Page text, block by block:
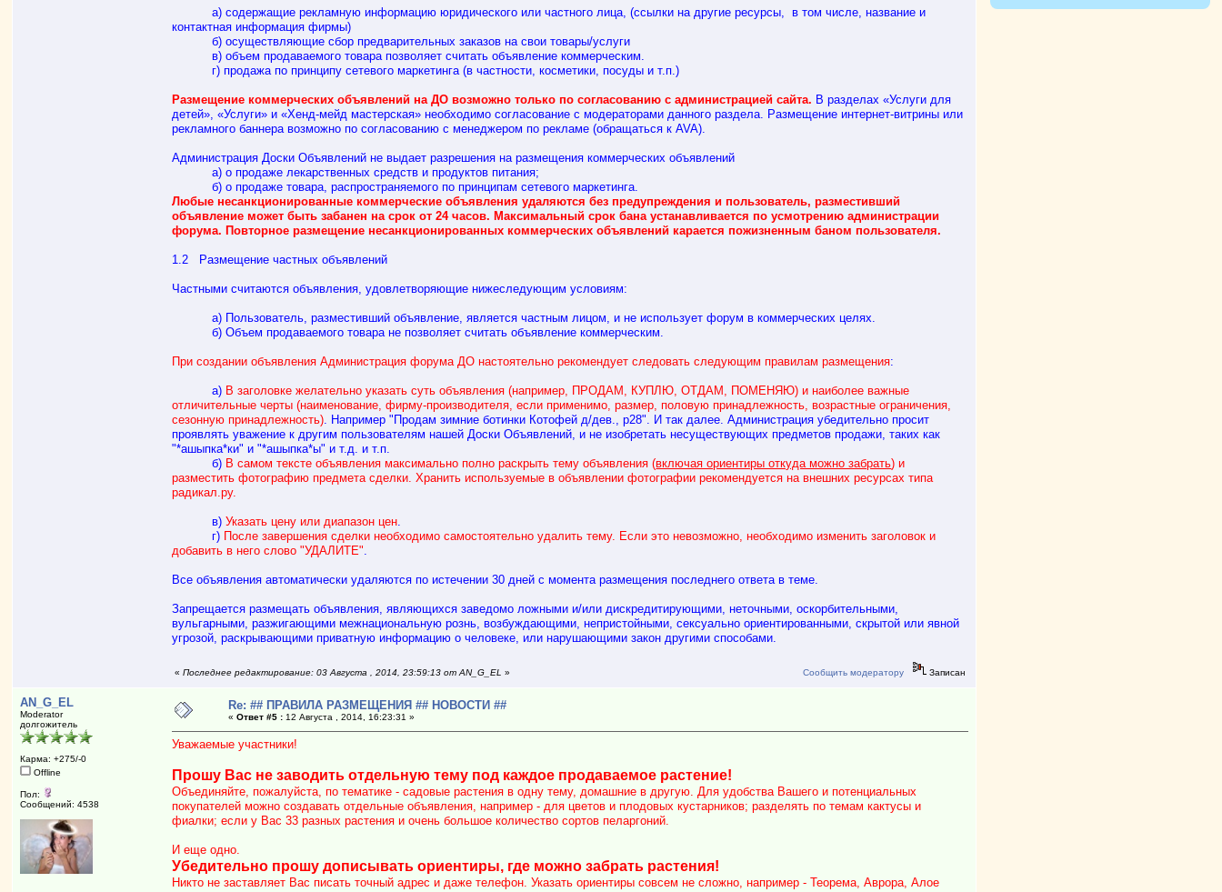
а) содержащие рекламную информацию юридического или частного лица, (ссылки на другие ресурсы, в том числе, название и
контактная информация фирмы)
б) осуществляющие сбор предварительных заказов на свои товары/услуги
в) объем продаваемого товара позволяет считать объявление коммерческим.
г) продажа по принципу сетевого маркетинга (в частности, косметики, посуды и т.п.)
Размещение коммерческих объявлений на ДО возможно только по согласованию с администрацией сайта. В разделах «Услуги для
детей», «Услуги» и «Хенд-мейд мастерская» необходимо согласование с модераторами данного раздела. Размещение интернет-витрины или
рекламного баннера возможно по согласованию с менеджером по рекламе (обращаться к AVA).
Администрация Доски Объявлений не выдает разрешения на размещения коммерческих объявлений
а) о продаже лекарственных средств и продуктов питания;
б) о продаже товара, распространяемого по принципам сетевого маркетинга.
Любые несанкционированные коммерческие объявления удаляются без предупреждения и пользователь, разместивший
объявление может быть забанен на срок от 24 часов. Максимальный срок бана устанавливается по усмотрению администрации
форума. Повторное размещение несанкционированных коммерческих объявлений карается пожизненным баном пользователя.
1.2 Размещение частных объявлений
Частными считаются объявления, удовлетворяющие нижеследующим условиям:
а) Пользователь, разместивший объявление, является частным лицом, и не использует форум в коммерческих целях.
б) Объем продаваемого товара не позволяет считать объявление коммерческим.
При создании объявления Администрация форума ДО настоятельно рекомендует следовать следующим правилам размещения:
а) В заголовке желательно указать суть объявления (например, ПРОДАМ, КУПЛЮ, ОТДАМ, ПОМЕНЯЮ) и наиболее важные
отличительные черты (наименование, фирму-производителя, если применимо, размер, половую принадлежность, возрастные ограничения,
сезонную принадлежность). Например "Продам зимние ботинки Котофей д/дев., р28". И так далее. Администрация убедительно просит
проявлять уважение к другим пользователям нашей Доски Объявлений, и не изобретать несуществующих предметов продажи, таких как
"*ашыпка*ки" и "*ашыпка*ы" и т.д. и т.п.
б) В самом тексте объявления максимально полно раскрыть тему объявления (включая ориентиры откуда можно забрать) и
разместить фотографию предмета сделки. Хранить используемые в объявлении фотографии рекомендуется на внешних ресурсах типа
радикал.ру.
в)Указать цену или диапазон цен.
г) После завершения сделки необходимо самостоятельно удалить тему. Если это невозможно, необходимо изменить заголовок и
добавить в него слово "УДАЛИТЕ".
Все объявления автоматически удаляются по истечении 30 дней с момента размещения последнего ответа в теме.
Запрещается размещать объявления, являющихся заведомо ложными и/или дискредитирующими, неточными, оскорбительными,
вульгарными, разжигающими межнациональную рознь, возбуждающими, непристойными, сексуально ориентированными, скрытой или явной
угрозой, раскрывающими приватную информацию о человеке, или нарушающими закон другими способами.
«Последнее редактирование: 03 Августа , 2014, 23:59:13 от AN_G_EL » Сообщить модератору Записан
AN_G_EL
Moderator
долгожитель
Карма: +275/-0
Offline
Пол:
Сообщений: 4538
Re: ## ПРАВИЛА РАЗМЕЩЕНИЯ ## НОВОСТИ ##
«Ответ #5 : 12 Августа , 2014, 16:23:31 »
Уважаемые участники!
Прошу Вас не заводить отдельную тему под каждое продаваемое растение!
Объединяйте, пожалуйста, по тематике - садовые растения в одну тему, домашние в другую. Для удобства Вашего и потенциальных
покупателей можно создавать отдельные объявления, например - для цветов и плодовых кустарников; разделять по темам кактусы и
фиалки; если у Вас 33 разных растения и очень большое количество сортов пеларгоний.
И еще одно.
Убедительно прошу дописывать ориентиры, где можно забрать растения!
Никто не заставляет Вас писать точный адрес и даже телефон. Указать ориентиры совсем не сложно, например - Теорема, Аврора, Алое
всяких похвал))
джинсы, и джемпера, и платья, и